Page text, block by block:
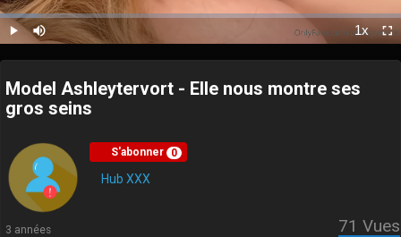
Video
Play Mute
Loaded:
9.72%
1xPlayback
Rate
Model Ashleytervort - Elle nous montre ses
gros seins
S'abonner 0
Hub XXX
3 années 71 Vues